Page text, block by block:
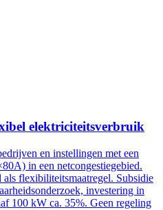
elektriciteitsverbruik
en instellingen met een
in een netcongestiegebied.
flexibiliteitsmaatregel. Subsidie
investering in
100 kW ca. 35%. Geen regeling